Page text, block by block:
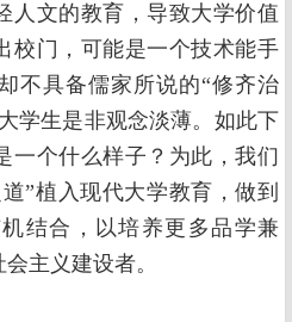
人文的教育，导致大学价值
校门，可能是一个技术能手
不具备儒家所说的“修齐治
学生是非观念淡薄。如此下
一个什么样子？为此，我们
”植入现代大学教育，做到
结合，以培养更多品学兼
主义建设者。